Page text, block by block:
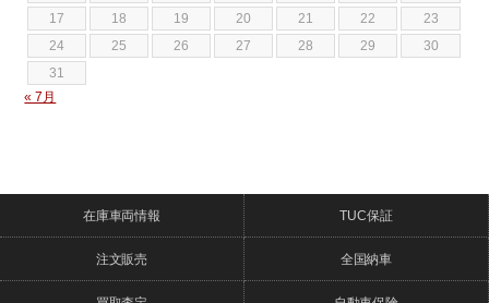
17
18 19 20 21 22
23
24
25 26 27 28 29
30
31
« 7月
在庫車両情報 TUC保証
注文販売 全国納車